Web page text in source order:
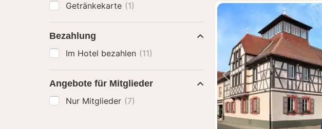
Vorheriges Bild
Getränkekarte (1)
Bezahlung
Im Hotel bezahlen (11)
Angebote für Mitglieder
Nur Mitglieder (7)